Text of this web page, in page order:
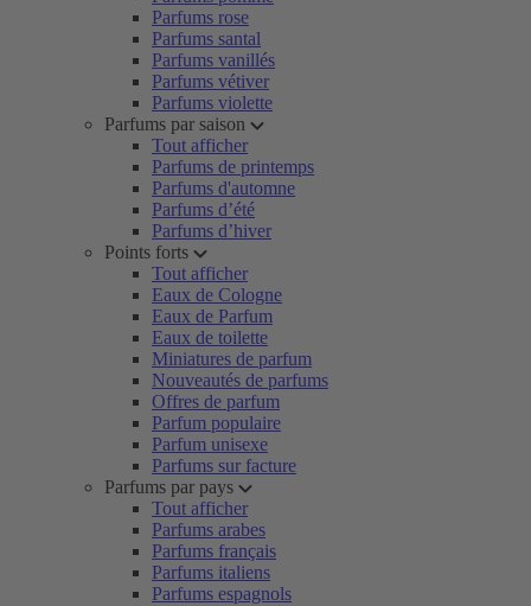
Parfums rose
Parfums santal
Parfums vanillés
Parfums vétiver
Parfums violette
Parfums par saison
Tout afficher
Parfums de printemps
Parfums d'automne
Parfums d’été
Parfums d’hiver
Points forts
Tout afficher
Eaux de Cologne
Eaux de Parfum
Eaux de toilette
Miniatures de parfum
Nouveautés de parfums
Offres de parfum
Parfum populaire
Parfum unisexe
Parfums sur facture
Parfums par pays
Tout afficher
Parfums arabes
Parfums français
Parfums italiens
Parfums espagnols